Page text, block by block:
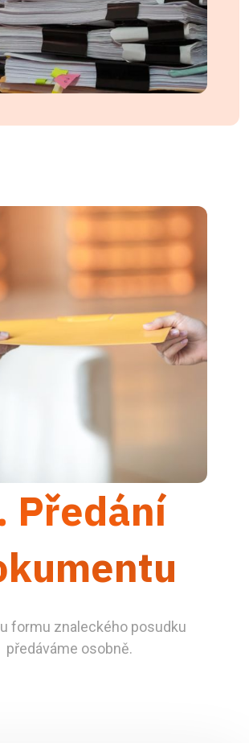
Předání
formu znaleckého posudku
předáváme osobně.